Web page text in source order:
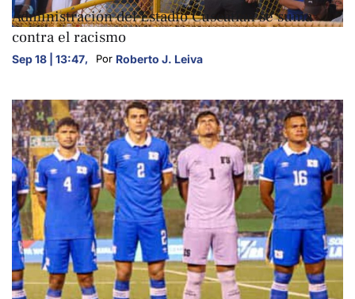
Administración del Estadio Cuscatlán se suma
contra el racismo
Sep 18 | 13:47, Por Roberto J. Leiva